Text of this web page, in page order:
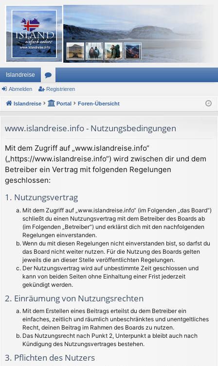
Islandreise
or
en
Abmelden Registrieren
Islandreise Portal Foren-Übersicht
www.islandreise.info - Nutzungsbedingungen
Mit dem Zugriff auf „www.islandreise.info“
(„https://www.islandreise.info“) wird zwischen dir und dem
Betreiber ein Vertrag mit folgenden Regelungen
geschlossen:
1. Nutzungsvertrag
Mit dem Zugriff auf „www.islandreise.info“ (im Folgenden „das Board“)
schließt du einen Nutzungsvertrag mit dem Betreiber des Boards ab
(im Folgenden „Betreiber“) und erklärst dich mit den nachfolgenden
Regelungen einverstanden.
Wenn du mit diesen Regelungen nicht einverstanden bist, so darfst du
das Board nicht weiter nutzen. Für die Nutzung des Boards gelten
jeweils die an dieser Stelle veröffentlichten Regelungen.
Der Nutzungsvertrag wird auf unbestimmte Zeit geschlossen und
kann von beiden Seiten ohne Einhaltung einer Frist jederzeit
gekündigt werden.
2. Einräumung von Nutzungsrechten
Mit dem Erstellen eines Beitrags erteilst du dem Betreiber ein
einfaches, zeitlich und räumlich unbeschränktes und unentgeltliches
Recht, deinen Beitrag im Rahmen des Boards zu nutzen.
Das Nutzungsrecht nach Punkt 2, Unterpunkt a bleibt auch nach
Kündigung des Nutzungsvertrages bestehen.
3. Pflichten des Nutzers